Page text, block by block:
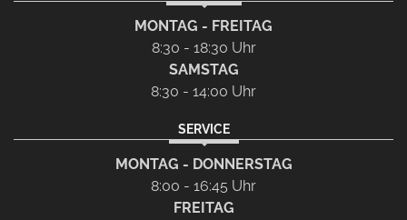
MONTAG - FREITAG
8:30 - 18:30 Uhr
SAMSTAG
8:30 - 14:00 Uhr
SERVICE
MONTAG - DONNERSTAG
8:00 - 16:45 Uhr
FREITAG